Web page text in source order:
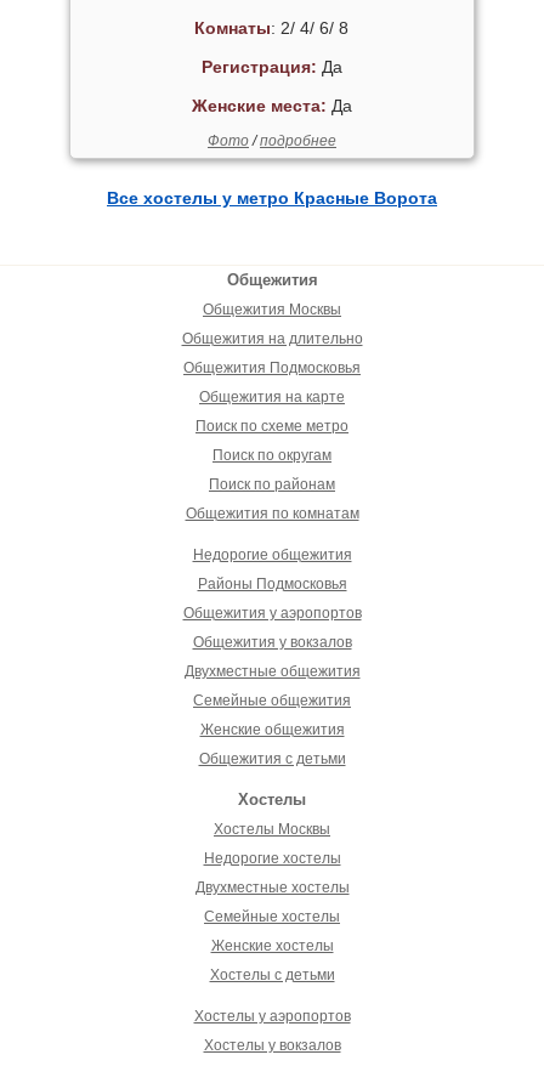
Комнаты: 2/ 4/ 6/ 8
Регистрация: Да
Женские места: Да
Фото/подробнее
Все хостелы у метро Красные Ворота
Общежития
Общежития Москвы
Общежития на длительно
Общежития Подмосковья
Общежития на карте
Поиск по схеме метро
Поиск по округам
Поиск по районам
Общежития по комнатам
Недорогие общежития
Районы Подмосковья
Общежития у аэропортов
Общежития у вокзалов
Двухместные общежития
Семейные общежития
Женские общежития
Общежития с детьми
Хостелы
Хостелы Москвы
Недорогие хостелы
Двухместные хостелы
Семейные хостелы
Женские хостелы
Хостелы с детьми
Хостелы у аэропортов
Хостелы у вокзалов